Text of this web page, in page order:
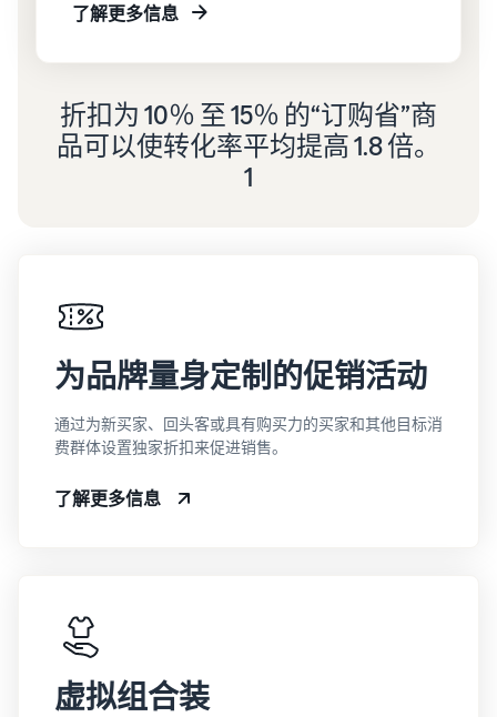
了解更多信息
折扣为 10％ 至 15％ 的“订购省”商
品可以使转化率平均提高 1.8 倍。
1
为品牌量身定制的促销活动
通过为新买家、回头客或具有购买力的买家和其他目标消
费群体设置独家折扣来促进销售。
了解更多信息
虚拟组合装